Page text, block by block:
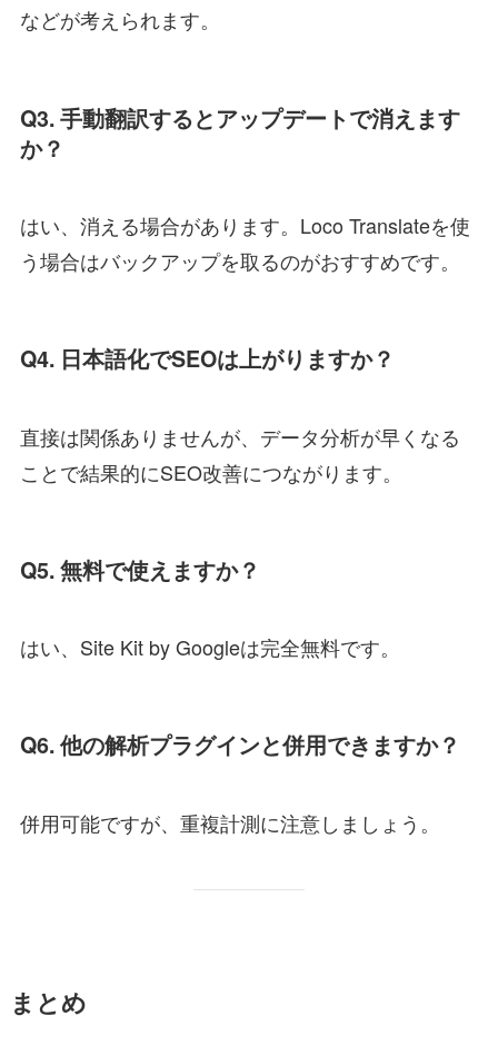
などが考えられます。
Q3. 手動翻訳するとアップデートで消えます
か？
はい、消える場合があります。Loco Translateを使
う場合はバックアップを取るのがおすすめです。
Q4. 日本語化でSEOは上がりますか？
直接は関係ありませんが、データ分析が早くなる
ことで結果的にSEO改善につながります。
Q5. 無料で使えますか？
はい、Site Kit by Googleは完全無料です。
Q6. 他の解析プラグインと併用できますか？
併用可能ですが、重複計測に注意しましょう。
まとめ